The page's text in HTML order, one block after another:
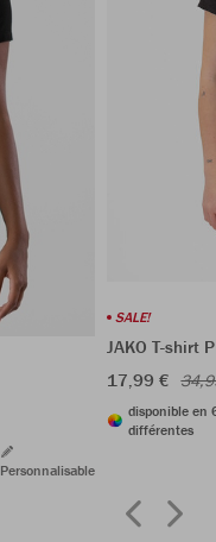
Personnalisable
SALE!
JAKO T-shirt
17,99 €
disponible en
différentes